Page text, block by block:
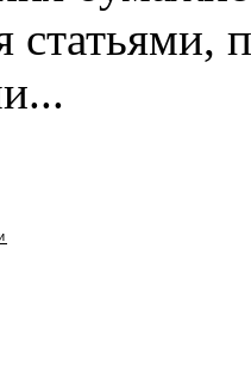
статьями,